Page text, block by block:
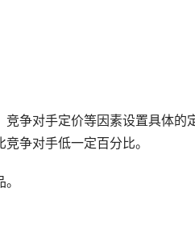
竞争对手定价等因素设置具体的
争对手低一定百分比。